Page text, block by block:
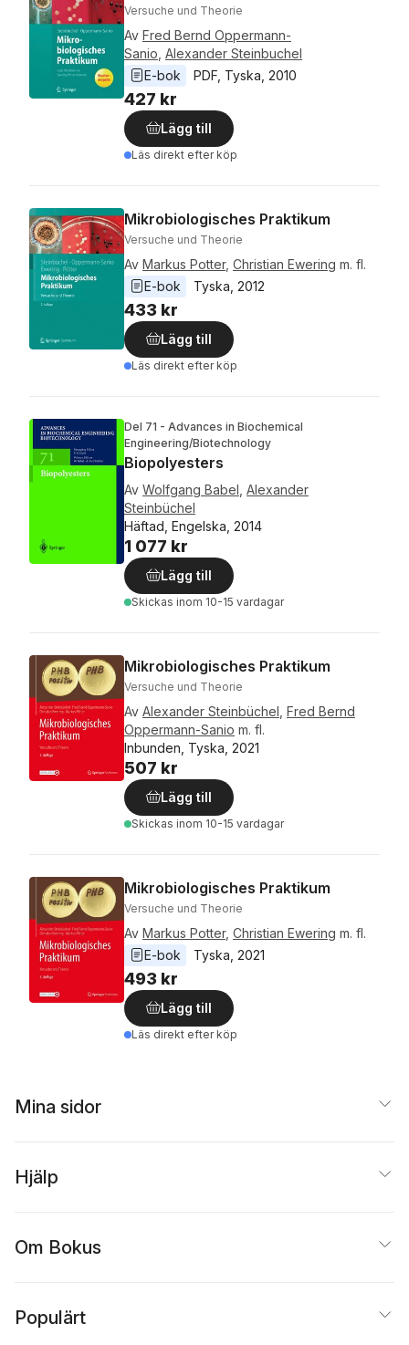
Versuche und Theorie
Av Fred Bernd Oppermann-
Sanio Alexander Steinbuchel
E-bok
PDF Tyska 2010
427 kr
Lägg till
Läs direkt efter köp
Mikrobiologisches Praktikum
Versuche und Theorie
Av Markus Potter, Christian Ewering m. fl.
E-bok
Tyska 2012
433 kr
Lägg till
Läs direkt efter köp
Del 71 - Advances in Biochemical
Engineering/Biotechnology
Biopolyesters
Av Wolfgang Babel Alexander
Steinbüchel
Häftad, Engelska, 2014
1 077 kr
Lägg till
Skickas inom 10-15 vardagar
Mikrobiologisches Praktikum
Versuche und Theorie
Av Alexander Steinbüchel Fred Bernd
Oppermann-Sanio m. fl.
Inbunden, Tyska, 2021
507 kr
Lägg till
Skickas inom 10-15 vardagar
Mikrobiologisches Praktikum
Versuche und Theorie
Av Markus Potter, Christian Ewering m. fl.
E-bok
Tyska 2021
493 kr
Lägg till
Läs direkt efter köp
Mina sidor
Hjälp
Om Bokus
Populärt